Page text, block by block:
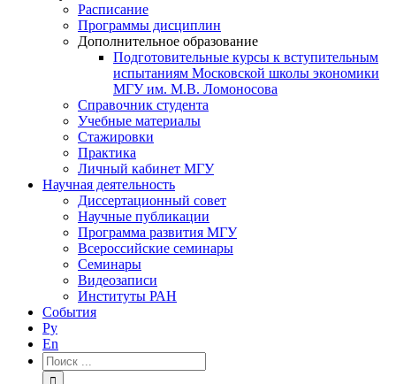
Расписание
Программы дисциплин
Дополнительное образование
Подготовительные курсы к вступительным
испытаниям Московской школы экономики
МГУ им. М.В. Ломоносова
Справочник студента
Учебные материалы
Стажировки
Практика
Личный кабинет МГУ
Научная деятельность
Диссертационный совет
Научные публикации
Программа развития МГУ
Всероссийские семинары
Семинары
Видеозаписи
Институты РАН
События
Ру
En
Результат
поиска: